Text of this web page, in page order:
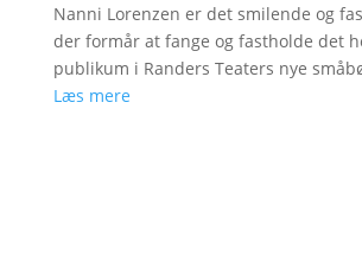
Nanni Lorenzen er det smilende og
der formår at fange og fastholde det
publikum i Randers Teaters nye
Læs mere